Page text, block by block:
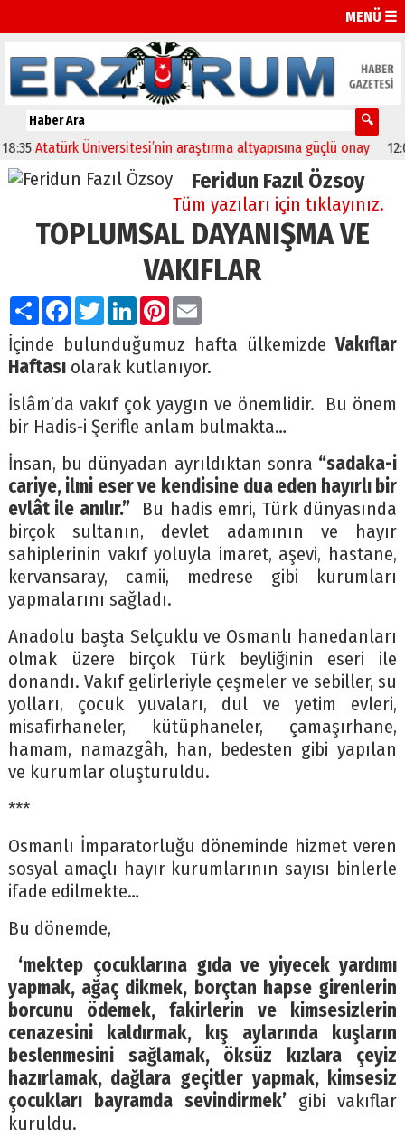
MENÜ ☰
Üniversitesi’nin araştırma altyapısına güçlü onay 12:04
Feridun Fazıl Özsoy
Tüm yazıları için tıklayınız.
TOPLUMSAL DAYANIŞMA VE
VAKIFLAR
PaylaşFacebook
TwitterLinkedIn
Pinterest
Email
İçinde bulunduğumuz hafta ülkemizdeVakıflar
Haftasıolarak kutlanıyor.
İslâm’da vakıf çok yaygın ve önemlidir. Bu önem
bir Hadis-i Şerifle anlam bulmakta…
İnsan, bu dünyadan ayrıldıktan sonra “sadaka-i
cariye, ilmi eser ve kendisine dua eden hayırlı bir
evlât ile anılır.”Bu hadis emri, Türk dünyasında
birçok sultanın, devlet adamının ve hayır
sahiplerinin vakıf yoluyla imaret, aşevi, hastane,
kervansaray, camii, medrese gibi kurumları
yapmalarını sağladı.
Anadolu başta Selçuklu ve Osmanlı hanedanları
olmak üzere birçok Türk beyliğinin eseri ile
donandı. Vakıf gelirleriyle çeşmeler ve sebiller, su
yolları, çocuk yuvaları, dul ve yetim evleri,
misafirhaneler, kütüphaneler, çamaşırhane,
hamam, namazgâh, han, bedesten gibi yapılan
ve kurumlar oluşturuldu.
***
Osmanlı İmparatorluğu döneminde hizmet veren
sosyal amaçlı hayır kurumlarının sayısı binlerle
ifade edilmekte…
Bu dönemde,
‘mektep çocuklarına gıda ve yiyecek yardımı
yapmak, ağaç dikmek, borçtan hapse girenlerin
borcunu ödemek, fakirlerin ve kimsesizlerin
cenazesini kaldırmak, kış aylarında kuşların
beslenmesini sağlamak, öksüz kızlara çeyiz
hazırlamak, dağlara geçitler yapmak, kimsesiz
çocukları bayramda sevindirmek’ gibi vakıflar
kuruldu.